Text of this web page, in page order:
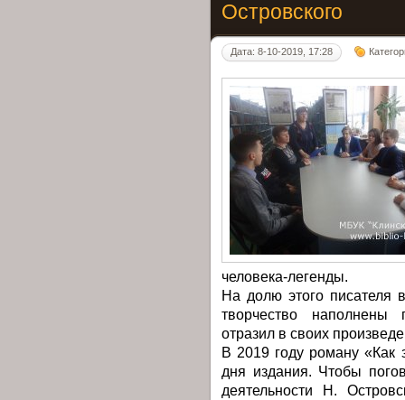
Островского
Дата: 8-10-2019, 17:28
человека-легенды.
На долю этого писателя
творчество наполнены
отразил в своих
В 2019 году роману «Как
дня издания. Чтобы
деятельности Н.